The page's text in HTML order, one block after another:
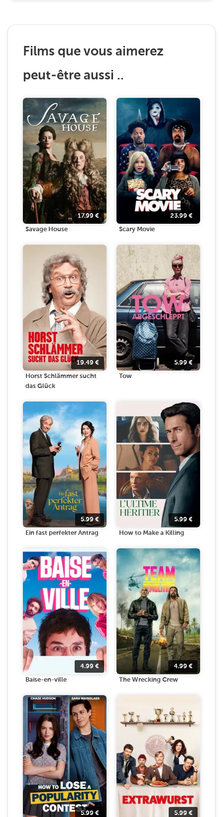
Films que vous aimerez
peut-être aussi ..
17.99 €
Savage House
23.99 €
Scary Movie
19.49 €
Horst Schlämmer sucht
das Glück
5.99 €
Tow
5.99 €
Ein fast perfekter Antrag
5.99 €
How to Make a Killing
4.99 €
Baise-en-ville
4.99 €
The Wrecking Crew
5.99 € 5.99 €